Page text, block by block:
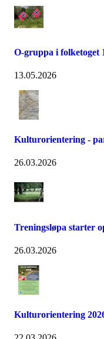
O-gruppa i folketoget
13.05.2026
Kulturorientering -
26.03.2026
Treningsløpa starter
26.03.2026
Kulturorientering